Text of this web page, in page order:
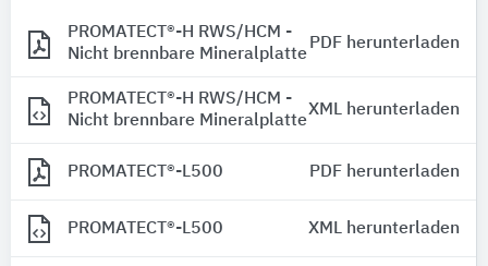
PROMATECT®-H RWS/HCM -
Nicht brennbare Mineralplatte
PDF herunterladen
PROMATECT®-H RWS/HCM -
Nicht brennbare Mineralplatte
XML herunterladen
PROMATECT®-L500 PDF herunterladen
PROMATECT®-L500 XML herunterladen